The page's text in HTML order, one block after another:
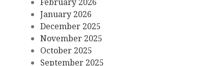
January 2026
December 2025
November 2025
October 2025
September 2025